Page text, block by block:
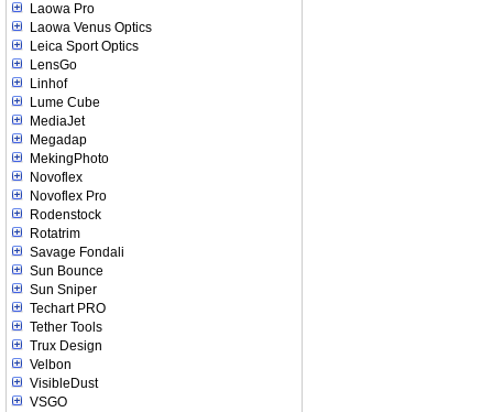
Laowa Pro
Laowa Venus Optics
Leica Sport Optics
LensGo
Linhof
Lume Cube
MediaJet
Megadap
MekingPhoto
Novoflex
Novoflex Pro
Rodenstock
Rotatrim
Savage Fondali
Sun Bounce
Sun Sniper
Techart PRO
Tether Tools
Trux Design
Velbon
VisibleDust
VSGO